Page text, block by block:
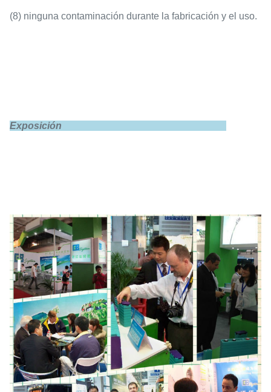
(8) ninguna contaminación durante la fabricación y el uso.
Exposición